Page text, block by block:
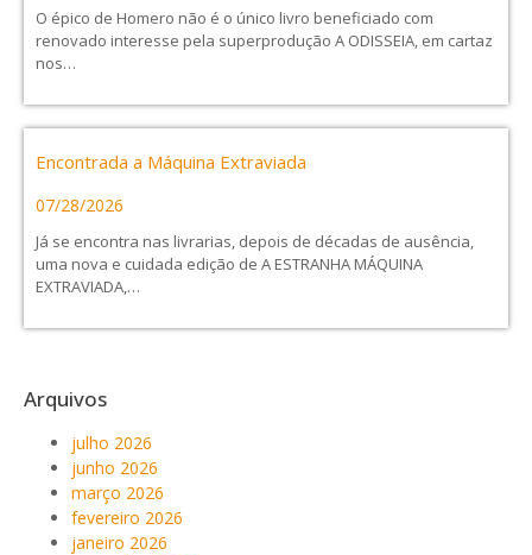
O épico de Homero não é o único livro beneficiado com
renovado interesse pela superprodução A ODISSEIA, em cartaz
nos…
Encontrada a Máquina Extraviada
07/28/2026
Já se encontra nas livrarias, depois de décadas de ausência,
uma nova e cuidada edição de A ESTRANHA MÁQUINA
EXTRAVIADA,…
Arquivos
julho 2026
junho 2026
março 2026
fevereiro 2026
janeiro 2026